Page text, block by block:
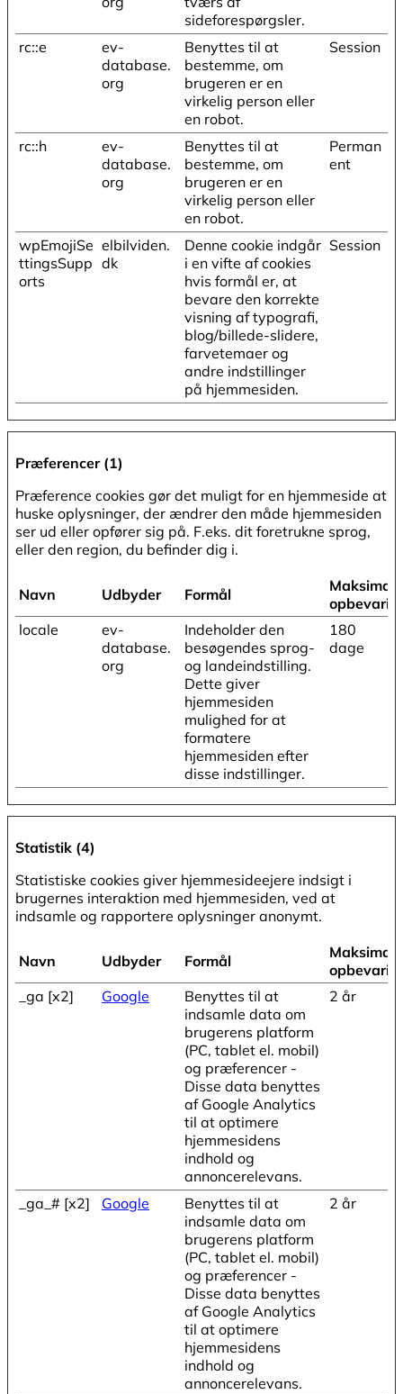
sideforespørgsler.
rc::e
ev-
database.
org
Benyttes til at
bestemme, om
brugeren er en
virkelig person eller
en robot.
Session
rc::h
ev-
database.
org
Benyttes til at
bestemme, om
brugeren er en
virkelig person eller
en robot.
Perman
ent
wpEmojiSe
ttingsSupp
orts
elbilviden.
dk
Denne cookie indgår
i en vifte af cookies
hvis formål er, at
bevare den korrekte
visning af typografi,
blog/billede-slidere,
farvetemaer og
andre indstillinger
på hjemmesiden.
Session
Præferencer (1)
Præference cookies gør det muligt for en hjemmeside at
huske oplysninger, der ændrer den måde hjemmesiden
ser ud eller opfører sig på. F.eks. dit foretrukne sprog,
eller den region, du befinder dig i.
Navn Udbyder Formål
Maksimal
locale
ev-
database.
org
Indeholder den
besøgendes sprog-
og landeindstilling.
Dette giver
hjemmesiden
mulighed for at
formatere
hjemmesiden efter
disse indstillinger.
180
dage
Statistik (4)
Statistiske cookies giver hjemmesideejere indsigt i
brugernes interaktion med hjemmesiden, ved at
indsamle og rapportere oplysninger anonymt.
Navn Udbyder Formål
Maksimal
_ga [x2]
Google
Benyttes til at
indsamle data om
brugerens platform
(PC, tablet el. mobil)
og præferencer -
Disse data benyttes
af Google Analytics
til at optimere
hjemmesidens
indhold og
annoncerelevans.
2 år
_ga_# [x2] Google
Benyttes til at
indsamle data om
brugerens platform
(PC, tablet el. mobil)
og præferencer -
Disse data benyttes
af Google Analytics
til at optimere
hjemmesidens
indhold og
annoncerelevans.
2 år